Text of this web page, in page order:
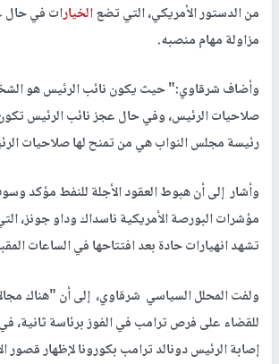
من الدستور الأمريكي، التي تضعالخيارات في حال
مزاولة مهام منصبه.
وأضاف شرقاوي:" حيث يكون نائب الرئيس هو
صلاحيات الرئيس، وفي حال عجز نائب الرئيس
رئيسة مجلس النواب هي من تمنح لها صلاحيات
وأشار إلى أن هبوط العقود الأجلة للنفط مؤكد
مؤشرات البورصة الأمريكية ناسداك وداو جونز،
تشهد انهيارات حادة بعد افتتاحها في الساعات
ولفت المحلل السياسي شرقاوي، إلى أن "هناك
للقضاء على فرص ترامب في الفوز برئاسة ثانية،
إصابة الرئيس دونالد ترامب بكورونا لإظهار قصور